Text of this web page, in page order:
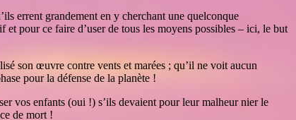
errent grandement en y cherchant une quelconque
pour ce faire d’user de tous les moyens possibles – ici, le but
son œuvre contre vents et marées ; qu’il ne voit aucun
pour la défense de la planète !
vos enfants (oui !) s’ils devaient pour leur malheur nier le
de mort !